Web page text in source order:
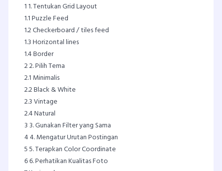
11. Tentukan Grid Layout
1.1Puzzle Feed
1.2Checkerboard / tiles feed
1.3Horizontal lines
1.4Border
22. Pilih Tema
2.1 Minimalis
2.2Black & White
2.3Vintage
2.4Natural
3 3. Gunakan Filter yang Sama
44. Mengatur Urutan Postingan
55. Terapkan Color Coordinate
66. Perhatikan Kualitas Foto